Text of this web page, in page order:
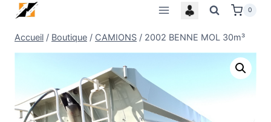
Skip
content
0
Accueil / Boutique / CAMIONS / 2002 BENNE MOL 30m³